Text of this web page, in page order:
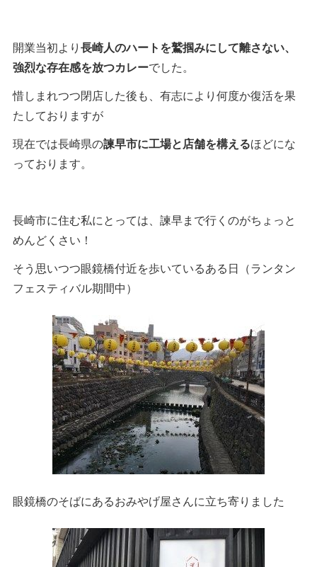
開業当初より長崎人のハートを鷲掴みにして離さない、
強烈な存在感を放つカレーでした。
惜しまれつつ閉店した後も、有志により何度か復活を果
たしておりますが
現在では長崎県の諫早市に工場と店舗を構えるほどにな
っております。
長崎市に住む私にとっては、諫早まで行くのがちょっと
めんどくさい！
そう思いつつ眼鏡橋付近を歩いているある日（ランタン
フェスティバル期間中）
眼鏡橋のそばにあるおみやげ屋さんに立ち寄りました